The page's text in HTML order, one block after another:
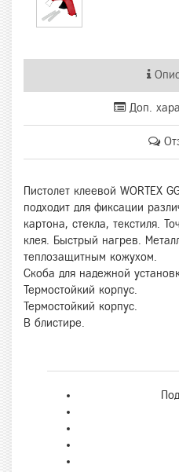
Доп.
Пистолет клеевой WORTEX
подходит для фиксации
картона, стекла, текстиля.
клея. Быстрый нагрев.
теплозащитным кожухом.
Скоба для надежной
Термостойкий корпус.
Термостойкий корпус.
В блистире.